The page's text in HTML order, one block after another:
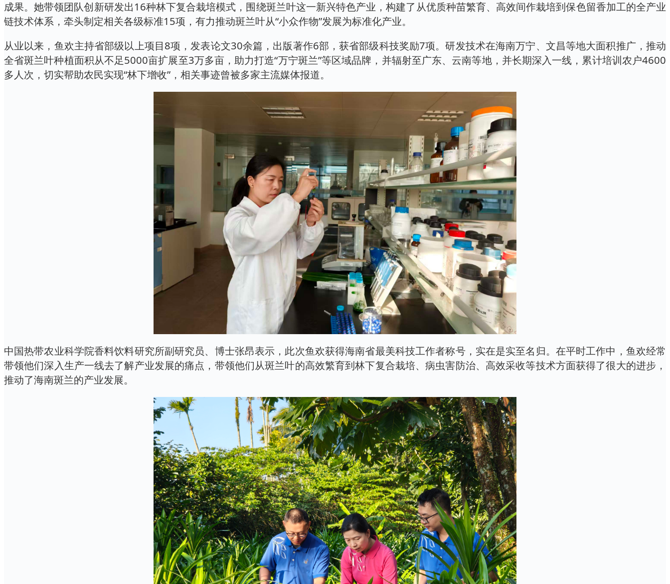
成果。她带领团队创新研发出16种林下复合栽培模式，围绕斑兰叶这一新兴特色产业，构建了从优质种苗繁育、高效间作栽培到保色留香加工的全产业
链技术体系，牵头制定相关各级标准15项，有力推动斑兰叶从“小众作物”发展为标准化产业。
从业以来，鱼欢主持省部级以上项目8项，发表论文30余篇，出版著作6部，获省部级科技奖励7项。研发技术在海南万宁、文昌等地大面积推广，推动
全省斑兰叶种植面积从不足5000亩扩展至3万多亩，助力打造“万宁斑兰”等区域品牌，并辐射至广东、云南等地，并长期深入一线，累计培训农户4600
多人次，切实帮助农民实现“林下增收”，相关事迹曾被多家主流媒体报道。
中国热带农业科学院香料饮料研究所副研究员、博士张昂表示，此次鱼欢获得海南省最美科技工作者称号，实在是实至名归。在平时工作中，鱼欢经常
带领他们深入生产一线去了解产业发展的痛点，带领他们从斑兰叶的高效繁育到林下复合栽培、病虫害防治、高效采收等技术方面获得了很大的进步，
推动了海南斑兰的产业发展。